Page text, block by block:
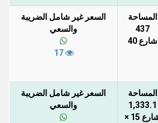
المساحة
437
شارع 40
السعر غير شامل الضريبة
والسعي
17
المساحة
1,333.1
شارع 15 ×
السعر غير شامل الضريبة
والسعي